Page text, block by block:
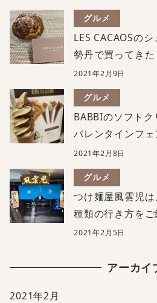
グルメ
LES CACAOSの
勢丹で買ってきた
2021年2月9日
グルメ
BABBIのソフト
バレンタインフェ
2021年2月8日
グルメ
つけ麺屋風雲児は
種類の行き方をご
2021年2月5日
アーカイ
2021年2月